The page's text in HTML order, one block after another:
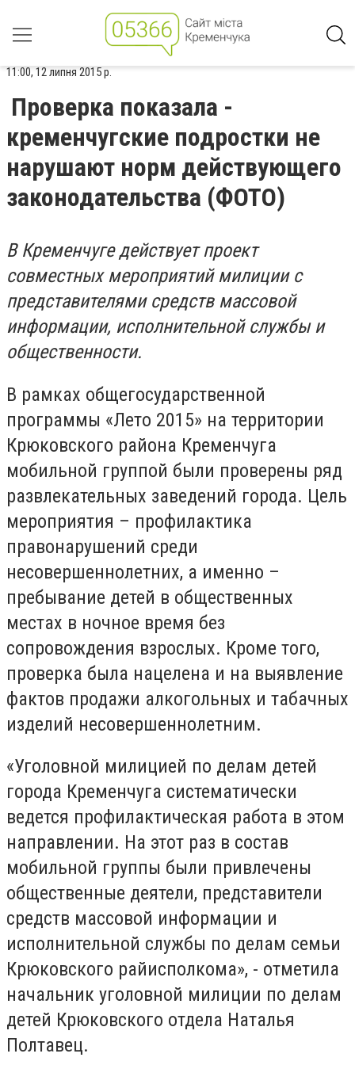
11:00, 12 липня 2015 р.
Проверка показала -
кременчугские подростки не
нарушают норм действующего
законодательства (ФОТО)
В Кременчуге действует проект
совместных мероприятий милиции с
представителями средств массовой
информации, исполнительной службы и
общественности.
В рамках общегосударственной
программы «Лето 2015» на территории
Крюковского района Кременчуга
мобильной группой были проверены ряд
развлекательных заведений города. Цель
мероприятия – профилактика
правонарушений среди
несовершеннолетних, а именно –
пребывание детей в общественных
местах в ночное время без
сопровождения взрослых. Кроме того,
проверка была нацелена и на выявление
фактов продажи алкогольных и табачных
изделий несовершеннолетним.
«Уголовной милицией по делам детей
города Кременчуга систематически
ведется профилактическая работа в этом
направлении. На этот раз в состав
мобильной группы были привлечены
общественные деятели, представители
средств массовой информации и
исполнительной службы по делам семьи
Крюковского райисполкома», - отметила
начальник уголовной милиции по делам
детей Крюковского отдела Наталья
Полтавец.